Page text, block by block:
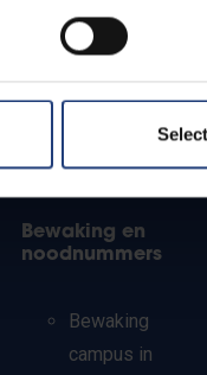
Bewaking en
noodnummers
Bewaking
campus in